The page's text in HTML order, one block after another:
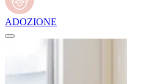
ADOZIONE